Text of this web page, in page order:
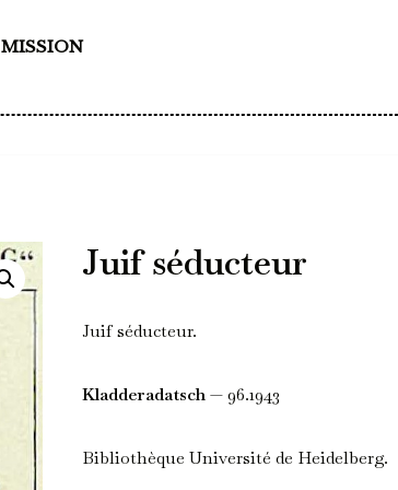
MISSION
Juif séducteur
Juif séducteur.
Kladderadatsch— 96.1943
Bibliothèque Université de Heidelberg.